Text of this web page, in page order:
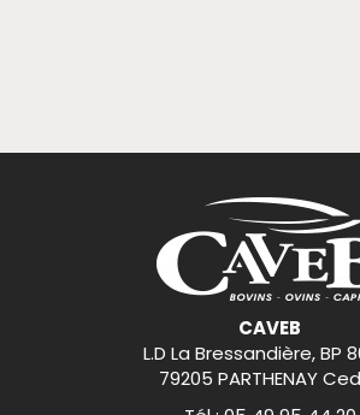
CAVEB
L.D La Bressandière, BP
79205 PARTHENAY